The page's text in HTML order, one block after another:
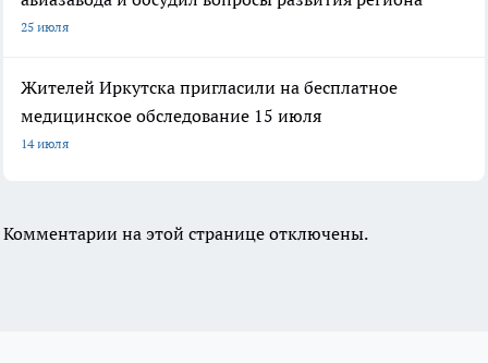
25 июля
Жителей Иркутска пригласили на бесплатное
медицинское обследование 15 июля
14 июля
Комментарии на этой странице отключены.